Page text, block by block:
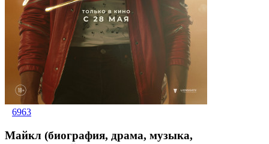
6963
Майкл (биография, драма, музыка,